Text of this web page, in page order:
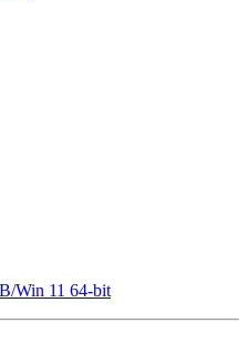
Win 11 64-bit